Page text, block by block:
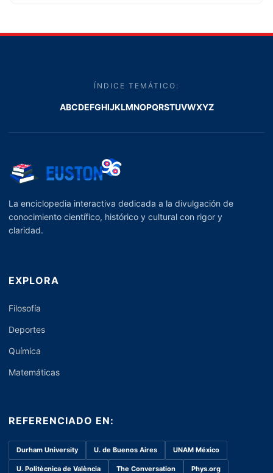
ÍNDICE TEMÁTICO:
ABCDEFGHIJKLMNOPQRSTUVWXYZ
La enciclopedia interactiva dedicada a la divulgación de
conocimiento científico, histórico y cultural con rigor y
claridad.
EXPLORA
Filosofía
Deportes
Química
Matemáticas
REFERENCIADO EN:
Durham University U. de Buenos Aires UNAM México
U. Politècnica de València The Conversation Phys.org